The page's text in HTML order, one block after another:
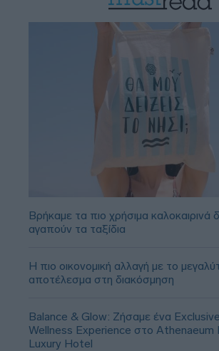
Βρήκαμε τα πιο χρήσιμα καλοκαιρινά
αγαπούν τα ταξίδια
Η πιο οικονομική αλλαγή με το
αποτέλεσμα στη διακόσμηση
Balance & Glow: Ζήσαμε ένα
Wellness Experience στο Athenaeum
Luxury Hotel